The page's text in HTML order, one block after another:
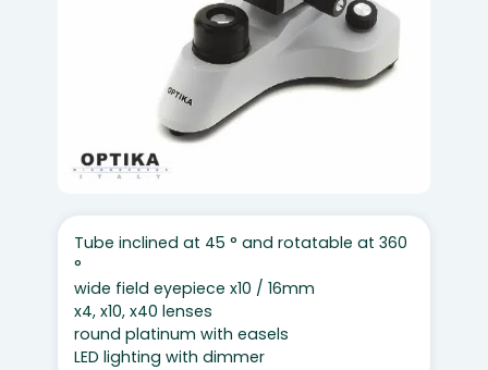
Tube inclined at 45 ° and rotatable at 360
°
wide field eyepiece x10 / 16mm
x4, x10, x40 lenses
round platinum with easels
LED lighting with dimmer